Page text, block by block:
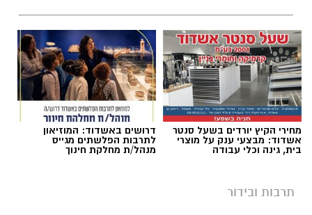
תגים:פסטיבל תור הזהב אשדוד
מחירי הקיץ יורדים בשעל סנטר
אשדוד: מבצעי ענק על מוצרי
בית, גינה וכלי עבודה
דרושים באשדוד: המוזיאון
לתרבות הפלשתים מגייס
מנהל/ת מחלקת חינוך
תרבות ובידור